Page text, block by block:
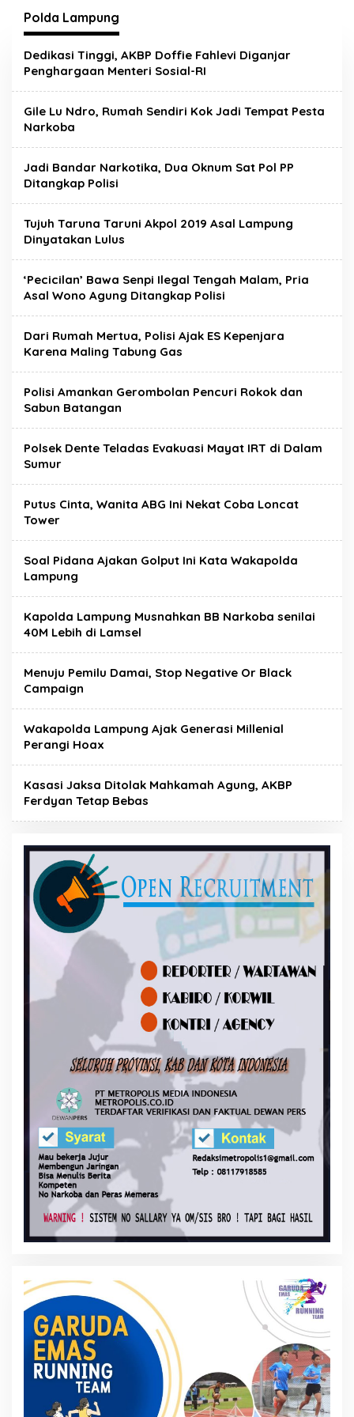
Polda Lampung
Dedikasi Tinggi, AKBP Doffie Fahlevi Diganjar
Penghargaan Menteri Sosial-RI
Gile Lu Ndro, Rumah Sendiri Kok Jadi Tempat Pesta
Narkoba
Jadi Bandar Narkotika, Dua Oknum Sat Pol PP
Ditangkap Polisi
Tujuh Taruna Taruni Akpol 2019 Asal Lampung
Dinyatakan Lulus
‘Pecicilan’ Bawa Senpi Ilegal Tengah Malam, Pria
Asal Wono Agung Ditangkap Polisi
Dari Rumah Mertua, Polisi Ajak ES Kepenjara
Karena Maling Tabung Gas
Polisi Amankan Gerombolan Pencuri Rokok dan
Sabun Batangan
Polsek Dente Teladas Evakuasi Mayat IRT di Dalam
Sumur
Putus Cinta, Wanita ABG Ini Nekat Coba Loncat
Tower
Soal Pidana Ajakan Golput Ini Kata Wakapolda
Lampung
Kapolda Lampung Musnahkan BB Narkoba senilai
40M Lebih di Lamsel
Menuju Pemilu Damai, Stop Negative Or Black
Campaign
Wakapolda Lampung Ajak Generasi Millenial
Perangi Hoax
Kasasi Jaksa Ditolak Mahkamah Agung, AKBP
Ferdyan Tetap Bebas